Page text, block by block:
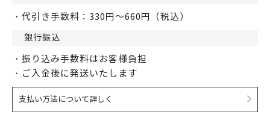
・代引き手数料：330円～660円（税込）
銀行振込
・振り込み手数料はお客様負担
・ご入金後に発送いたします
支払い方法について詳しく